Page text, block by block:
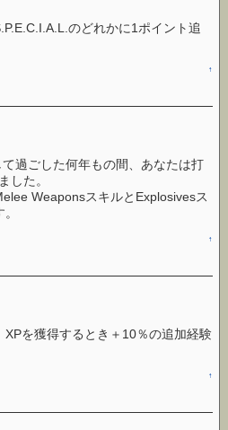
のどれかに1ポイント追
↑
過ごした何年もの間、あなたは打
した。
WeaponsスキルとExplosivesス
↑
を獲得するとき＋10％の追加経験
↑